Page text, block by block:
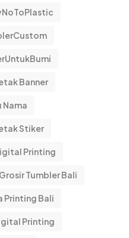
Banner
Nama
Stiker
Printing
Grosir Tumbler Bali
Printing Bali
Printing